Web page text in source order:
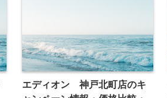
エディオン 神戸北町店のキ